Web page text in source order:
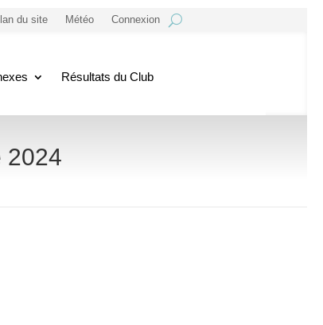
du site Météo Connexion
Résultats du Club
2024